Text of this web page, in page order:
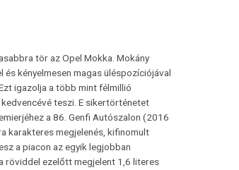
tör az Opel Mokka. Mokány
kényelmesen magas üléspozíciójával
igazolja a több mint félmillió
teszi. E sikertörténetet
a 86. Genfi Autószalon (2016
karakteres megjelenés, kifinomult
a piacon az egyik legjobban
röviddel ezelőtt megjelent 1,6 literes